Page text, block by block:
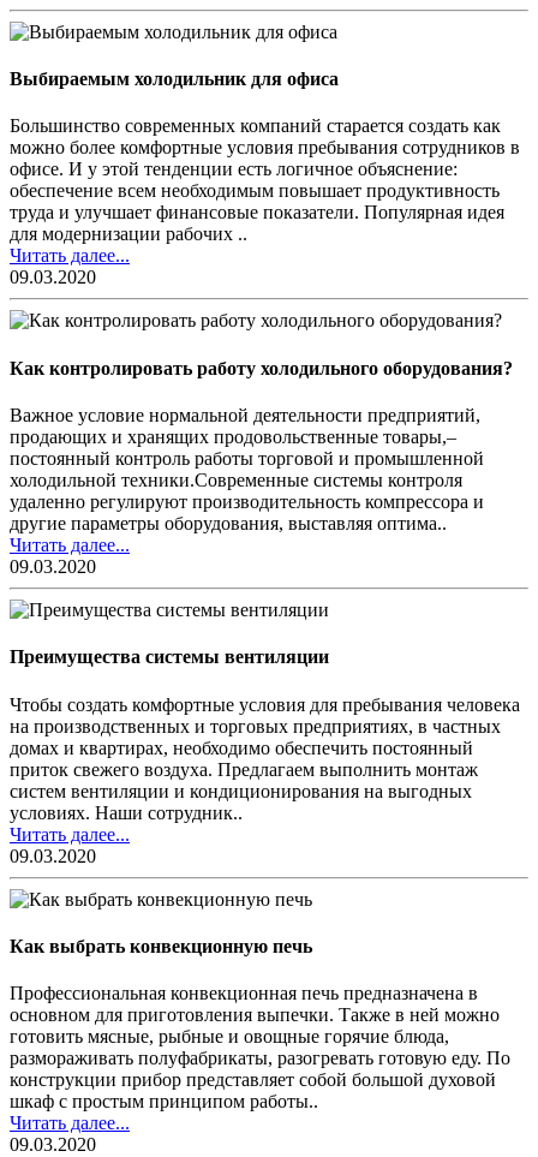
Выбираемым холодильник для офиса
Большинство современных компаний старается создать как
можно более комфортные условия пребывания сотрудников в
офисе. И у этой тенденции есть логичное объяснение:
обеспечение всем необходимым повышает продуктивность
труда и улучшает финансовые показатели. Популярная идея
для модернизации рабочих ..
Читать далее...
09.03.2020
Как контролировать работу холодильного оборудования?
Важное условие нормальной деятельности предприятий,
продающих и хранящих продовольственные товары,–
постоянный контроль работы торговой и промышленной
холодильной техники.Современные системы контроля
удаленно регулируют производительность компрессора и
другие параметры оборудования, выставляя оптима..
Читать далее...
09.03.2020
Преимущества системы вентиляции
Чтобы создать комфортные условия для пребывания человека
на производственных и торговых предприятиях, в частных
домах и квартирах, необходимо обеспечить постоянный
приток свежего воздуха. Предлагаем выполнить монтаж
систем вентиляции и кондиционирования на выгодных
условиях. Наши сотрудник..
Читать далее...
09.03.2020
Как выбрать конвекционную печь
Профессиональная конвекционная печь предназначена в
основном для приготовления выпечки. Также в ней можно
готовить мясные, рыбные и овощные горячие блюда,
размораживать полуфабрикаты, разогревать готовую еду. По
конструкции прибор представляет собой большой духовой
шкаф с простым принципом работы..
Читать далее...
09.03.2020